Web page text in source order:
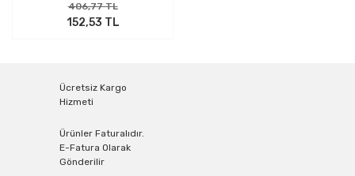
406,77 TL
152,53 TL
Ücretsiz Kargo
Hizmeti
Ürünler Faturalıdır.
E-Fatura Olarak
Gönderilir